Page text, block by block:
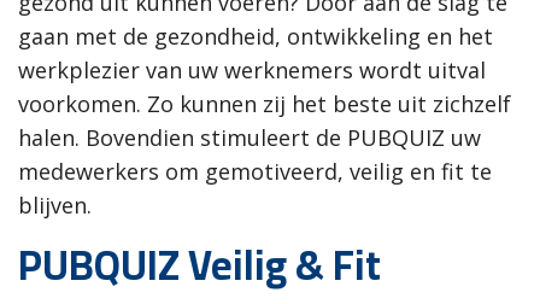
gaan met de gezondheid, ontwikkeling en het
werkplezier van uw werknemers wordt uitval
voorkomen. Zo kunnen zij het beste uit zichzelf
halen. Bovendien stimuleert de PUBQUIZ uw
medewerkers om gemotiveerd, veilig en fit te
blijven.
PUBQUIZ Veilig & Fit